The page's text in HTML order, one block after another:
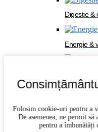
Digestie &
Energie &
Folosim cookie-uri pentru a
De asemenea, ne permit
pentru a îmbunătăți